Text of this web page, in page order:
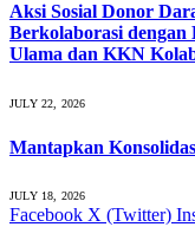
Aksi Sosial Donor
Berkolaborasi
Ulama dan KKN
JULY 22, 2026
Mantapkan
JULY 18, 2026
Facebook X (Twitter)